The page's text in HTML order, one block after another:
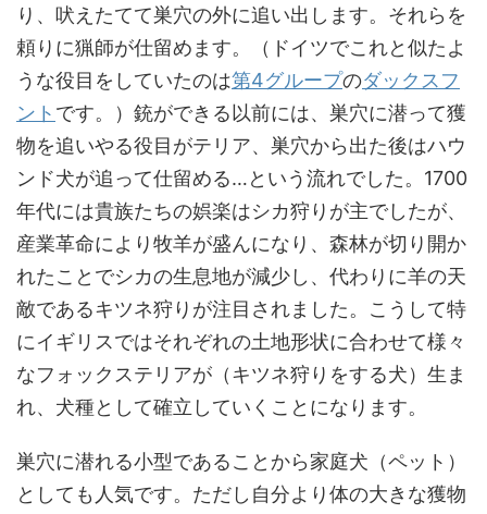
り、吠えたてて巣穴の外に追い出します。それらを
頼りに猟師が仕留めます。（ドイツでこれと似たよ
うな役目をしていたのは第4グループのダックスフ
ント です。）銃ができる以前には、巣穴に潜って獲
物を追いやる役目がテリア、巣穴から出た後はハウ
ンド犬が追って仕留める…という流れでした。1700
年代には貴族たちの娯楽はシカ狩りが主でしたが、
産業革命により牧羊が盛んになり、森林が切り開か
れたことでシカの生息地が減少し、代わりに羊の天
敵であるキツネ狩りが注目されました。こうして特
にイギリスではそれぞれの土地形状に合わせて様々
なフォックステリアが（キツネ狩りをする犬）生ま
れ、犬種として確立していくことになります。
巣穴に潜れる小型であることから家庭犬（ペット）
としても人気です。ただし自分より体の大きな獲物